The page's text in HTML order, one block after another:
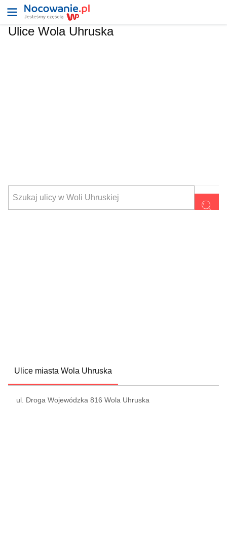
Ulice Wola Uhruska
Ulice miasta Wola Uhruska
ul. Droga Wojewódzka 816 Wola Uhruska